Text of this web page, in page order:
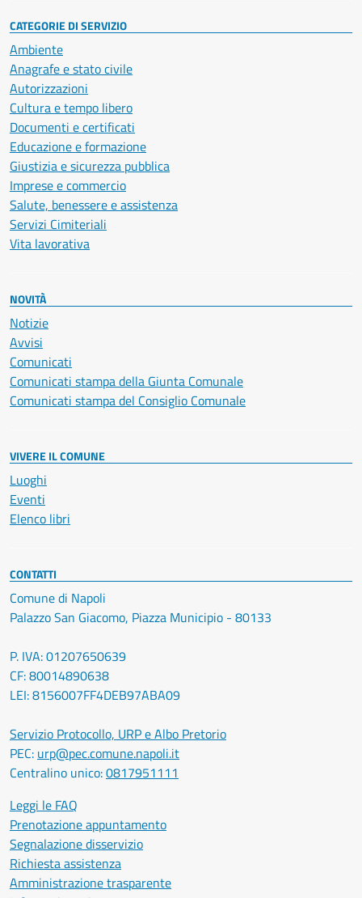
CATEGORIE DI SERVIZIO
Ambiente
Anagrafe e stato civile
Autorizzazioni
Cultura e tempo libero
Documenti e certificati
Educazione e formazione
Giustizia e sicurezza pubblica
Imprese e commercio
Salute, benessere e assistenza
Servizi Cimiteriali
Vita lavorativa
NOVITÀ
Notizie
Avvisi
Comunicati
Comunicati stampa della Giunta Comunale
Comunicati stampa del Consiglio Comunale
VIVERE IL COMUNE
Luoghi
Eventi
Elenco libri
CONTATTI
Comune di Napoli
Palazzo San Giacomo, Piazza Municipio - 80133
P. IVA: 01207650639
CF: 80014890638
LEI: 8156007FF4DEB97ABA09
Servizio Protocollo, URP e Albo Pretorio
PEC: urp@pec.comune.napoli.it
Centralino unico:0817951111
Leggi le FAQ
Prenotazione appuntamento
Segnalazione disservizio
Richiesta assistenza
Amministrazione trasparente